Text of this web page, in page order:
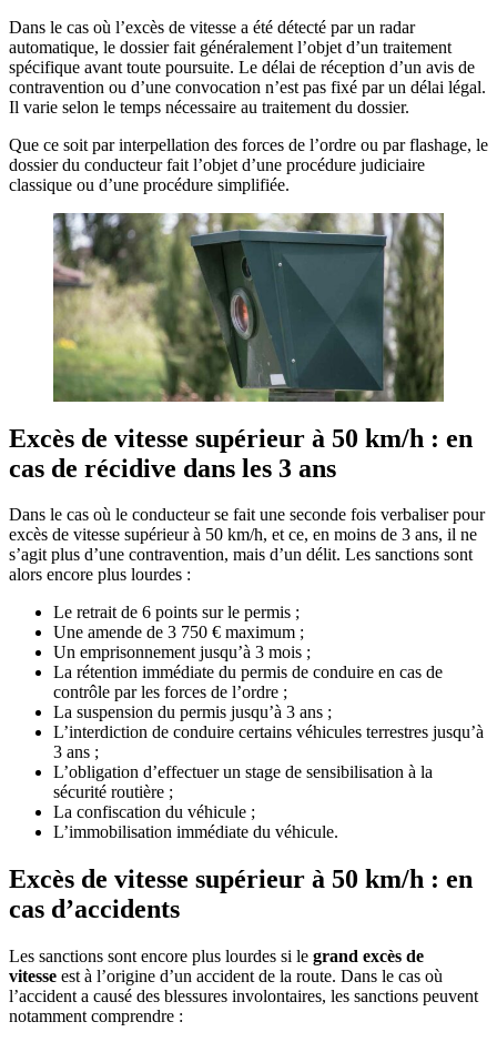
Dans le cas où l’excès de vitesse a été détecté par un radar
automatique, le dossier fait généralement l’objet d’un traitement
spécifique avant toute poursuite. Le délai de réception d’un avis de
contravention ou d’une convocation n’est pas fixé par un délai légal.
Il varie selon le temps nécessaire au traitement du dossier.
Que ce soit par interpellation des forces de l’ordre ou par flashage, le
dossier du conducteur fait l’objet d’une procédure judiciaire
classique ou d’une procédure simplifiée.
Excès de vitesse supérieur à 50 km/h : en
cas de récidive dans les 3 ans
Dans le cas où le conducteur se fait une seconde fois verbaliser pour
excès de vitesse supérieur à 50 km/h, et ce, en moins de 3 ans, il ne
s’agit plus d’une contravention, mais d’un délit. Les sanctions sont
alors encore plus lourdes :
Le retrait de 6 points sur le permis ;
Une amende de 3 750 € maximum ;
Un emprisonnement jusqu’à 3 mois ;
La rétention immédiate du permis de conduire en cas de
contrôle par les forces de l’ordre ;
La suspension du permis jusqu’à 3 ans ;
L’interdiction de conduire certains véhicules terrestres jusqu’à
3 ans ;
L’obligation d’effectuer un stage de sensibilisation à la
sécurité routière ;
La confiscation du véhicule ;
L’immobilisation immédiate du véhicule.
Excès de vitesse supérieur à 50 km/h : en
cas d’accidents
Les sanctions sont encore plus lourdes si le grand excès de
vitesse est à l’origine d’un accident de la route. Dans le cas où
l’accident a causé des blessures involontaires, les sanctions peuvent
notamment comprendre :